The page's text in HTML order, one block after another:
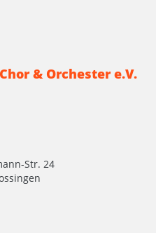
& Orchester e.V.
Str. 24